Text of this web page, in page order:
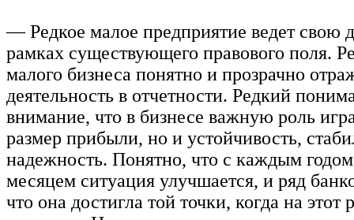
— Редкое малое предприятие ведет свою
рамках существующего правового поля.
малого бизнеса понятно и прозрачно
деятельность в отчетности. Редкий
внимание, что в бизнесе важную роль
размер прибыли, но и устойчивость,
надежность. Понятно, что с каждым
месяцем ситуация улучшается, и ряд
что она достигла той точки, когда на этот